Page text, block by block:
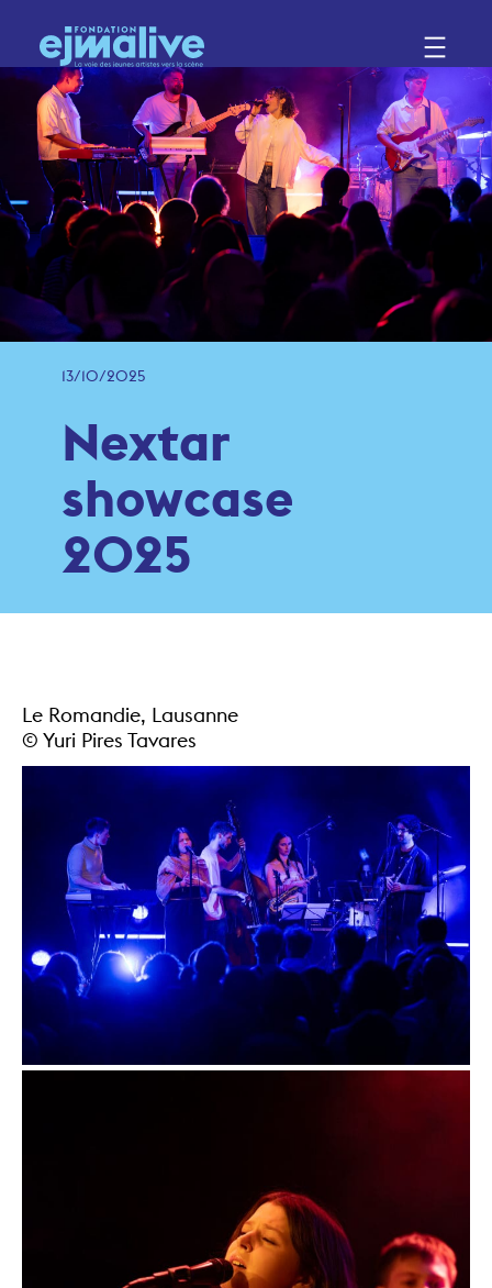
13/10/2025
Nextar
showcase
2025
Le Romandie, Lausanne
© Yuri Pires Tavares